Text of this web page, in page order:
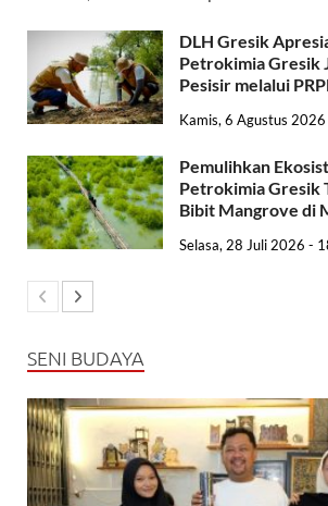
DLH Gresik
Petrokimia Gresik
Pesisir melalui
Kamis, 6 Agustus
Pemulihkan
Petrokimia Gresik
Bibit Mangrove di
Selasa, 28 Juli 2026 -
SENI BUDAYA